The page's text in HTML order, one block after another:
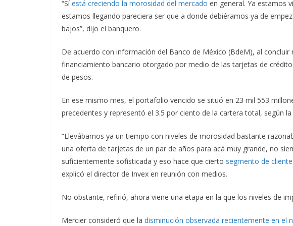
“Síestá creciendo la morosidad del mercado en general. Ya estamos
estamos llegando pareciera ser que a donde debiéramos ya de
bajos”, dijo el banquero.
De acuerdo con información del Banco de México (BdeM), al
financiamiento bancario otorgado por medio de las tarjetas de
de pesos.
En ese mismo mes, el portafolio vencido se situó en 23 mil 553
precedentes y representó el 3.5 por ciento de la cartera total, según
“Llevábamos ya un tiempo con niveles de morosidad bastante
una oferta de tarjetas de un par de años para acá muy grande, no
suficientemente sofisticada y eso hace que cierto segmento de
explicó el director de Invex en reunión con medios.
No obstante, refirió, ahora viene una etapa en la que los niveles de
Mercier consideró que la disminución observada recientemente en el